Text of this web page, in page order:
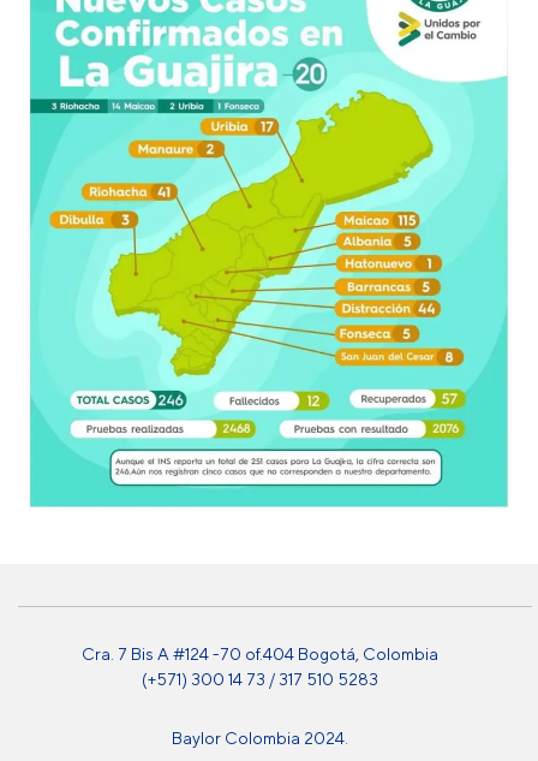
Cra. 7 Bis A #124 -70 of.404 Bogotá, Colombia
(+571) 300 14 73 / 317 510 5283
Baylor Colombia 2024.